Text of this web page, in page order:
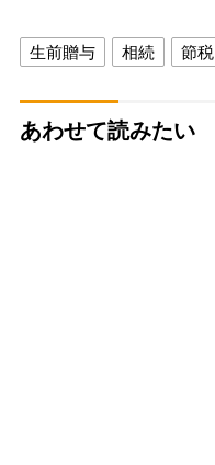
生前贈与 相続 節税
あわせて読みたい